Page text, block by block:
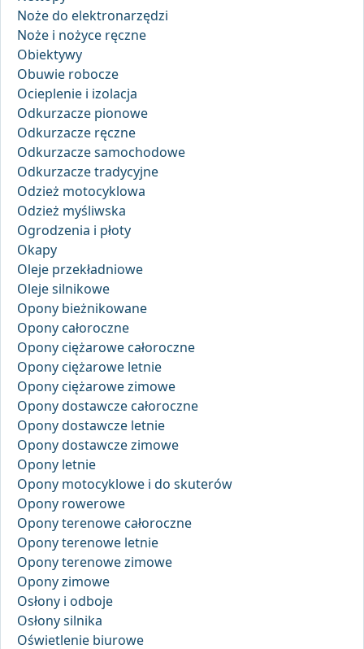
Noże do elektronarzędzi
Noże i nożyce ręczne
Obiektywy
Obuwie robocze
Ocieplenie i izolacja
Odkurzacze pionowe
Odkurzacze ręczne
Odkurzacze samochodowe
Odkurzacze tradycyjne
Odzież motocyklowa
Odzież myśliwska
Ogrodzenia i płoty
Okapy
Oleje przekładniowe
Oleje silnikowe
Opony bieżnikowane
Opony całoroczne
Opony ciężarowe całoroczne
Opony ciężarowe letnie
Opony ciężarowe zimowe
Opony dostawcze całoroczne
Opony dostawcze letnie
Opony dostawcze zimowe
Opony letnie
Opony motocyklowe i do skuterów
Opony rowerowe
Opony terenowe całoroczne
Opony terenowe letnie
Opony terenowe zimowe
Opony zimowe
Osłony i odboje
Osłony silnika
Oświetlenie biurowe